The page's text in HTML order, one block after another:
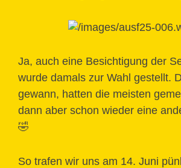
Ja, auch eine Besichtigung der
wurde damals zur Wahl gestellt.
gewann, hatten die meisten
dann aber schon wieder eine
🤣
So trafen wir uns am 14. Juni